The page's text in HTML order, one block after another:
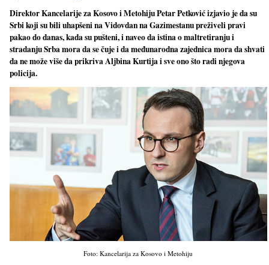
Direktor Kancelarije za Kosovo i Metohiju Petar Petković izjavio je da su
Srbi koji su bili uhapšeni na Vidovdan na Gazimestanu preživeli pravi
pakao do danas, kada su pušteni, i naveo da istina o maltretiranju i
stradanju Srba mora da se čuje i da međunarodna zajednica mora da shvati
da ne može više da prikriva Aljbina Kurtija i sve ono što radi njegova
policija.
Foto: Kancelarija za Kosovo i Metohiju